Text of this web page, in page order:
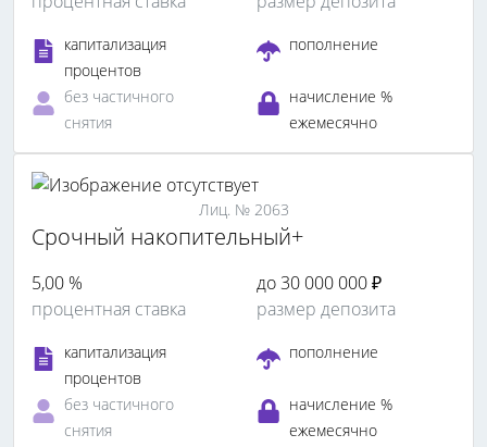
капитализация
процентов
пополнение
без частичного
снятия
начисление %
ежемесячно
Лиц. № 2063
Срочный накопительный+
5,00 %
процентная ставка
до 30 000 000 ₽
размер депозита
капитализация
процентов
пополнение
без частичного
снятия
начисление %
ежемесячно